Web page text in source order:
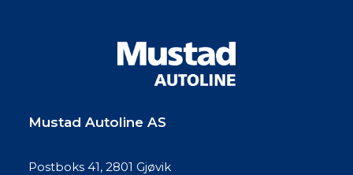
Mustad Autoline AS
Postboks 41, 2801 Gjøvik